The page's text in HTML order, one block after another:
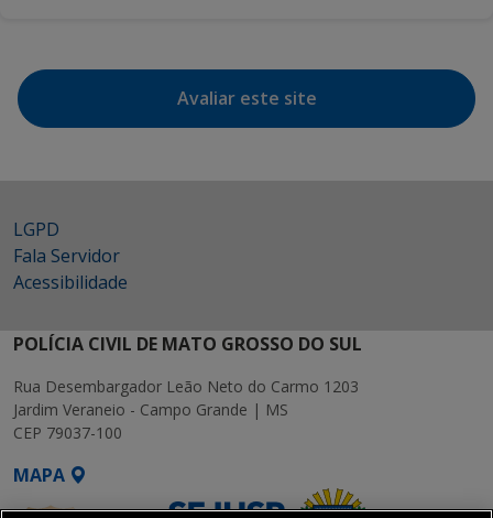
Avaliar este site
LGPD
Fala Servidor
Acessibilidade
POLÍCIA CIVIL DE MATO GROSSO DO SUL
Rua Desembargador Leão Neto do Carmo 1203
Jardim Veraneio - Campo Grande | MS
CEP 79037-100
MAPA